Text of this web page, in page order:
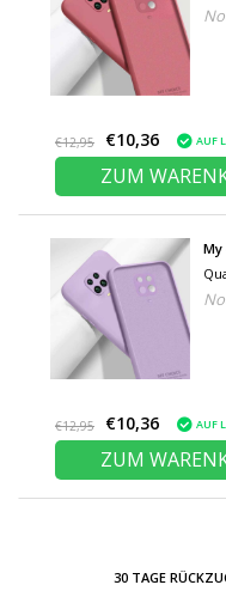
€12,95 €10,36 AUF
ZUM
My
€12,95 €10,36 AUF
ZUM
NIEDRIGE